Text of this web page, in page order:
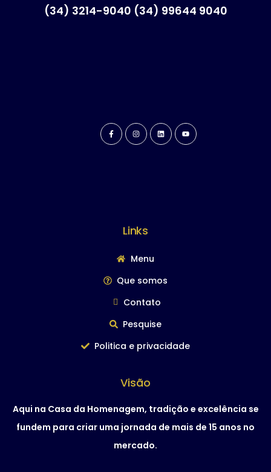
(34) 3214-9040 (34) 99644 9040
Links
Menu
Que somos
Contato
Pesquise
Politica e privacidade
Visão
Aqui na Casa da Homenagem, tradição e excelência se
fundem para criar uma jornada de mais de 15 anos no
mercado.